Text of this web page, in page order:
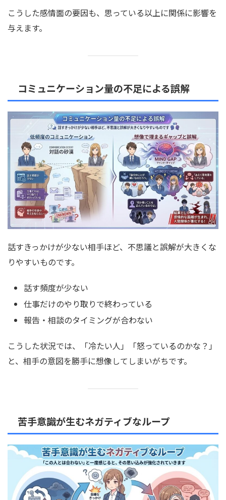
こうした感情面の要因も、思っている以上に関係に影響を
与えます。
コミュニケーション量の不足による誤解
話すきっかけが少ない相手ほど、不思議と誤解が大きくな
りやすいものです。
話す頻度が少ない
仕事だけのやり取りで終わっている
報告・相談のタイミングが合わない
こうした状況では、「冷たい人」「怒っているのかな？」
と、相手の意図を勝手に想像してしまいがちです。
苦手意識が生むネガティブなループ